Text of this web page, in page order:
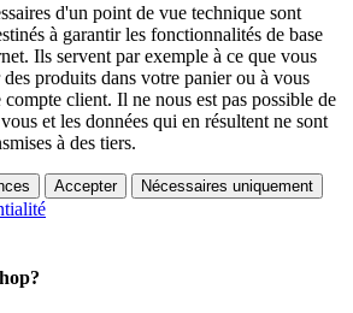
d'un point de vue technique sont
à garantir les fonctionnalités de base
Ils servent par exemple à ce que vous
produits dans votre panier ou à vous
client. Il ne nous est pas possible de
et les données qui en résultent ne sont
à des tiers.
Accepter Nécessaires uniquement